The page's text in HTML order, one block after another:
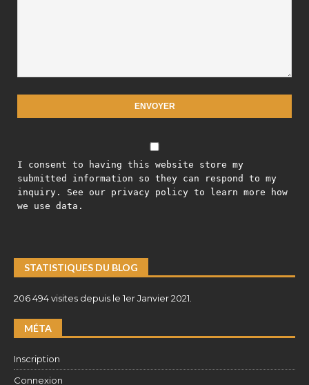
I consent to having this website store my
submitted information so they can respond to my
inquiry. See our privacy policy to learn more how
we use data.
STATISTIQUES DU BLOG
206 494 visites depuis le 1er Janvier 2021.
MÉTA
Inscription
Connexion